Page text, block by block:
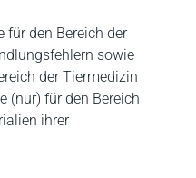
für den Bereich der
sowie
der Tiermedizin
(nur) für den Bereich
ihrer